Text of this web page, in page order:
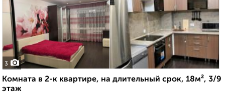
3
Комната в 2-к квартире, на длительный срок, 18м², 3/9
этаж